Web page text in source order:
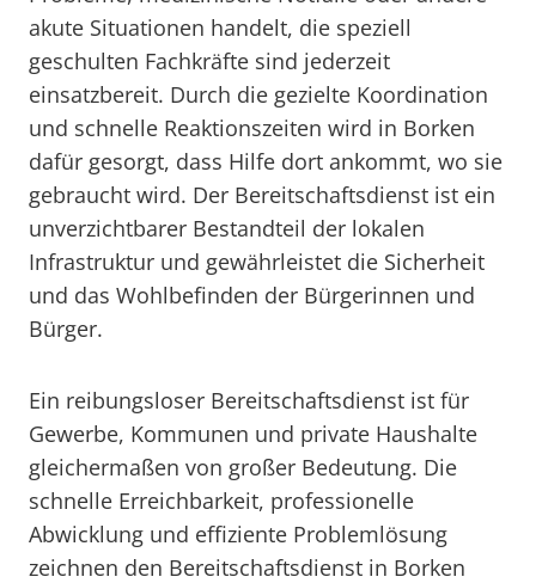
akute Situationen handelt, die speziell
geschulten Fachkräfte sind jederzeit
einsatzbereit. Durch die gezielte Koordination
und schnelle Reaktionszeiten wird in Borken
dafür gesorgt, dass Hilfe dort ankommt, wo sie
gebraucht wird. Der Bereitschaftsdienst ist ein
unverzichtbarer Bestandteil der lokalen
Infrastruktur und gewährleistet die Sicherheit
und das Wohlbefinden der Bürgerinnen und
Bürger.
Ein reibungsloser Bereitschaftsdienst ist für
Gewerbe, Kommunen und private Haushalte
gleichermaßen von großer Bedeutung. Die
schnelle Erreichbarkeit, professionelle
Abwicklung und effiziente Problemlösung
zeichnen den Bereitschaftsdienst in Borken